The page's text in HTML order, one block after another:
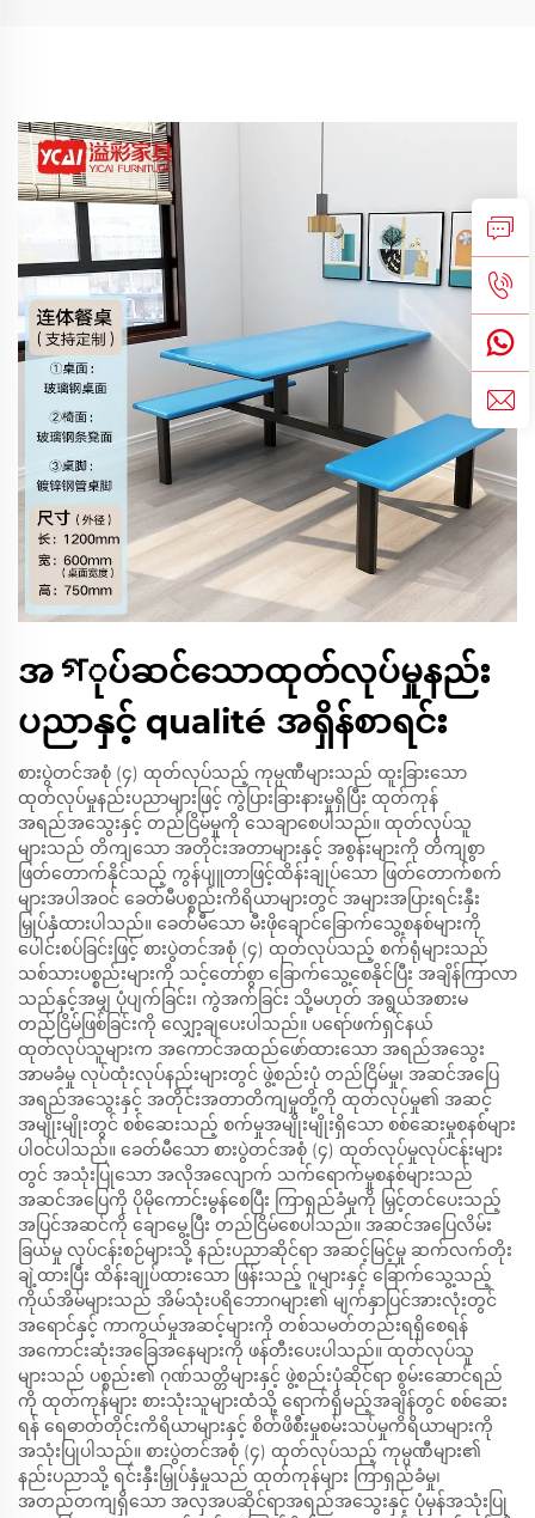
အগုပ်ဆင်သောထုတ်လုပ်မှုနည်း
ပညာနှင့် qualité အရှိန်စာရင်း
စားပွဲတင်အစုံ (၄) ထုတ်လုပ်သည့် ကုမ္ပဏီများသည် ထူးခြားသော
ထုတ်လုပ်မှုနည်းပညာများဖြင့် ကွဲပြားခြားနားမှုရှိပြီး ထုတ်ကုန်
အရည်အသွေးနှင့် တည်ငြိမ်မှုကို သေချာစေပါသည်။ ထုတ်လုပ်သူ
များသည် တိကျသော အတိုင်းအတာများနှင့် အစွန်းများကို တိကျစွာ
ဖြတ်တောက်နိုင်သည့် ကွန်ပျူတာဖြင့်ထိန်းချုပ်သော ဖြတ်တောက်စက်
များအပါအဝင် ခေတ်မီပစ္စည်းကိရိယာများတွင် အများအပြားရင်းနှီး
မြှုပ်နှံထားပါသည်။ ခေတ်မီသော မီးဖိုချောင်ခြောက်သွေ့စနစ်များကို
ပေါင်းစပ်ခြင်းဖြင့် စားပွဲတင်အစုံ (၄) ထုတ်လုပ်သည့် စက်ရုံများသည်
သစ်သားပစ္စည်းများကို သင့်တော်စွာ ခြောက်သွေ့စေနိုင်ပြီး အချိန်ကြာလာ
သည်နှင့်အမျှ ပုံပျက်ခြင်း၊ ကွဲအက်ခြင်း သို့မဟုတ် အရွယ်အစားမ
တည်ငြိမ်ဖြစ်ခြင်းကို လျှော့ချပေးပါသည်။ ပရော်ဖက်ရှင်နယ်
ထုတ်လုပ်သူများက အကောင်အထည်ဖော်ထားသော အရည်အသွေး
အာမခံမှု လုပ်ထုံးလုပ်နည်းများတွင် ဖွဲ့စည်းပုံ တည်ငြိမ်မှု၊ အဆင်အပြေ
အရည်အသွေးနှင့် အတိုင်းအတာတိကျမှုတို့ကို ထုတ်လုပ်မှု၏ အဆင့်
အမျိုးမျိုးတွင် စစ်ဆေးသည့် စက်မှုအမျိုးမျိုးရှိသော စစ်ဆေးမှုစနစ်များ
ပါဝင်ပါသည်။ ခေတ်မီသော စားပွဲတင်အစုံ (၄) ထုတ်လုပ်မှုလုပ်ငန်းများ
တွင် အသုံးပြုသော အလိုအလျောက် သက်ရောက်မှုစနစ်များသည်
အဆင်အပြေကို ပိုမိုကောင်းမွန်စေပြီး ကြာရှည်ခံမှုကို မြှင့်တင်ပေးသည့်
အပြင်အဆင်ကို ချောမွေ့ပြီး တည်ငြိမ်စေပါသည်။ အဆင်အပြေလိမ်း
ခြယ်မှု လုပ်ငန်းစဉ်များသို့ နည်းပညာဆိုင်ရာ အဆင့်မြင့်မှု ဆက်လက်တိုး
ချဲ့ထားပြီး ထိန်းချုပ်ထားသော ဖြန်းသည့် ဂူများနှင့် ခြောက်သွေ့သည့်
ကိုယ်အိမ်များသည် အိမ်သုံးပရိဘောဂများ၏ မျက်နှာပြင်အားလုံးတွင်
အရောင်နှင့် ကာကွယ်မှုအဆင့်များကို တစ်သမတ်တည်းရရှိစေရန်
အကောင်းဆုံးအခြေအနေများကို ဖန်တီးပေးပါသည်။ ထုတ်လုပ်သူ
များသည် ပစ္စည်း၏ ဂုဏ်သတ္တိများနှင့် ဖွဲ့စည်းပုံဆိုင်ရာ စွမ်းဆောင်ရည်
ကို ထုတ်ကုန်များ စားသုံးသူများထံသို့ ရောက်ရှိမည့်အချိန်တွင် စစ်ဆေး
ရန် ရေဓာတ်တိုင်းကိရိယာများနှင့် စိတ်ဖိစီးမှုစမ်းသပ်မှုကိရိယာများကို
အသုံးပြုပါသည်။ စားပွဲတင်အစုံ (၄) ထုတ်လုပ်သည့် ကုမ္ပဏီများ၏
နည်းပညာသို့ ရင်းနှီးမြှုပ်နှံမှုသည် ထုတ်ကုန်များ ကြာရှည်ခံမှု၊
အတည်တကျရှိသော အလှအပဆိုင်ရာအရည်အသွေးနှင့် ပုံမှန်အသုံးပြု